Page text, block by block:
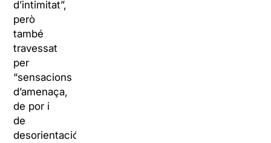
d’intimitat”,
però
també
travessat
per
“sensacions
d’amenaça,
de por i
de
desorientació